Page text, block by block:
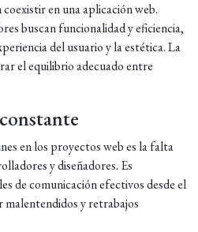
en una aplicación web.
buscan funcionalidad y eficiencia,
del usuario y la estética. La
el equilibrio adecuado entre
en los proyectos web es la falta
y diseñadores. Es
de comunicación efectivos desde el
y retrabajos